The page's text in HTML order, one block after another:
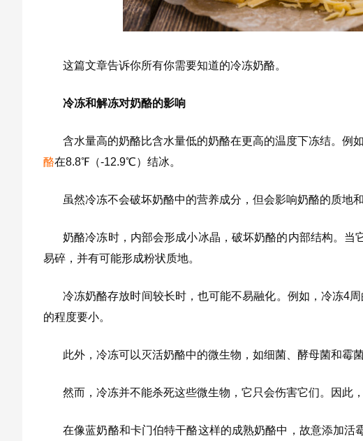
这篇文章告诉你所有你需要知道的冷冻奶酪。
冷冻和解冻对奶酪的影响
含水量高的奶酪比含水量低的奶酪在更高的温度下冻结。例如
酪在8.8℉（-12.9℃）结冰。
虽然冷冻不会破坏奶酪中的营养成分，但会影响奶酪的质地和
奶酪冷冻时，内部会形成小冰晶，破坏奶酪的内部结构。
易碎，并有可能形成粉状质地。
冷冻奶酪存放时间较长时，也可能不易融化。例如，冷冻4
的程度要小。
此外，冷冻可以灭活奶酪中的微生物，如细菌、酵母菌和霉
然而，冷冻并不能杀死这些微生物，它只会伤害它们。因此
在像蓝奶酪和卡门伯特干酪这样的成熟奶酪中，故意添加